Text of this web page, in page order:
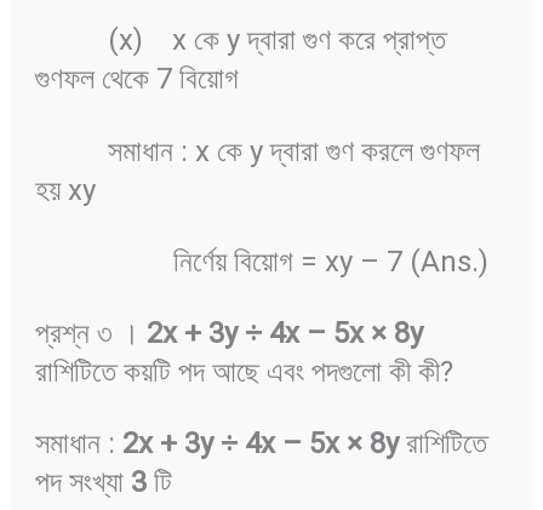
(x) x কে y দ্বারা গুণ করে প্রাপ্ত
গুণফল থেকে 7 বিয়োগ
সমাধান : x কে y দ্বারা গুণ করলে গুণফল
হয় xy
নির্ণেয় বিয়োগ = xy – 7 (Ans.)
প্রশ্ন ৩ । 2x + 3y ÷4x – 5x × 8y
রাশিটিতে কয়টি পদ আছে এবং পদগুলো কী কী?
সমাধান : 2x + 3y ÷4x – 5x ×8yরাশিটিতে
পদ সংখ্যা 3টি